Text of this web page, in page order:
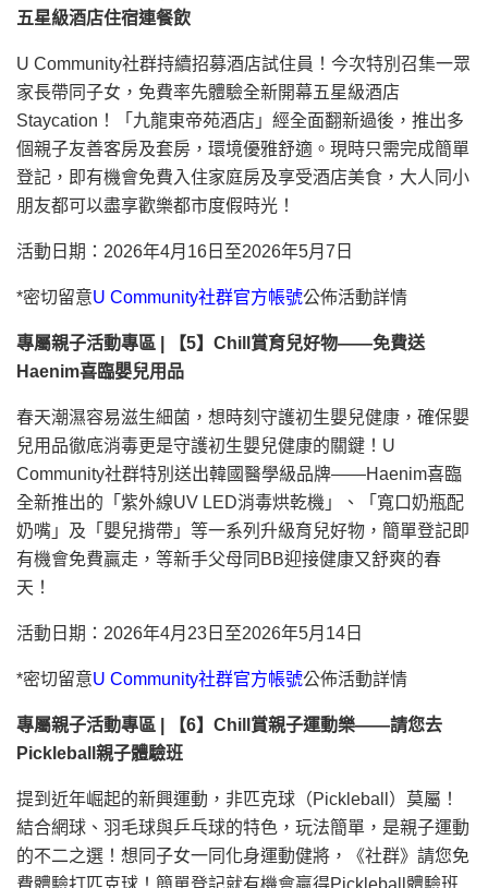
五星級酒店住宿連餐飲
U Community社群持續招募酒店試住員！今次特別召集一眾
家長帶同子女，免費率先體驗全新開幕五星級酒店
Staycation！「九龍東帝苑酒店」經全面翻新過後，推出多
個親子友善客房及套房，環境優雅舒適。現時只需完成簡單
登記，即有機會免費入住家庭房及享受酒店美食，大人同小
朋友都可以盡享歡樂都市度假時光！
活動日期：2026年4月16日至2026年5月7日
*密切留意U Community社群官方帳號公佈活動詳情
專屬親子活動專區 | 【5】Chill賞育兒好物——免費送
Haenim喜臨嬰兒用品
春天潮濕容易滋生細菌，想時刻守護初生嬰兒健康，確保嬰
兒用品徹底消毒更是守護初生嬰兒健康的關鍵！U
Community社群特別送出韓國醫學級品牌——Haenim喜臨
全新推出的「紫外線UV LED消毒烘乾機」、「寬口奶瓶配
奶嘴」及「嬰兒揹帶」等一系列升級育兒好物，簡單登記即
有機會免費贏走，等新手父母同BB迎接健康又舒爽的春
天！
活動日期：2026年4月23日至2026年5月14日
*密切留意U Community社群官方帳號公佈活動詳情
專屬親子活動專區 | 【6】Chill賞親子運動樂——請您去
Pickleball親子體驗班
提到近年崛起的新興運動，非匹克球（Pickleball）莫屬！
結合網球、羽毛球與乒乓球的特色，玩法簡單，是親子運動
的不二之選！想同子女一同化身運動健將，《社群》請您免
費體驗打匹克球！簡單登記就有機會贏得Pickleball體驗班